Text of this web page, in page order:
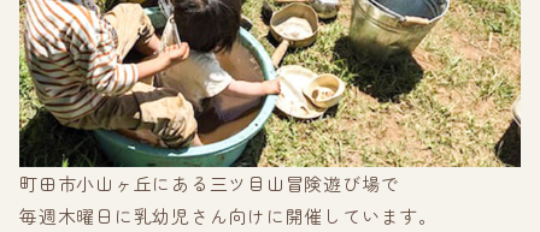
町田市小山ヶ丘にある三ツ目山冒険遊び場で
毎週木曜日に乳幼児さん向けに開催しています。